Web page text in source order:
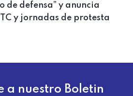
de defensa” y anuncia
y jornadas de protesta
a nuestro Boletin